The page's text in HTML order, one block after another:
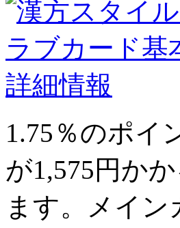
1.75％のポイ
が1,575円か
ます。メイ